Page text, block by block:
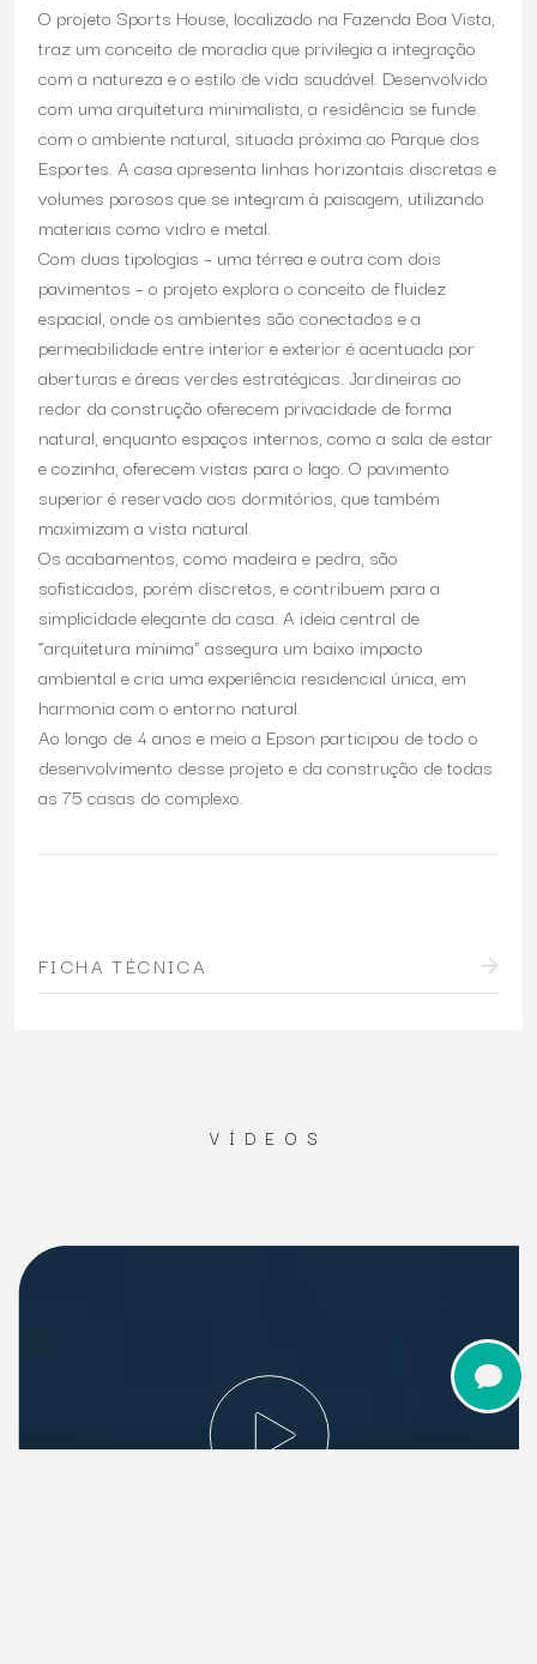
O projeto Sports House, localizado na Fazenda Boa Vista,
traz um conceito de moradia que privilegia a integração
com a natureza e o estilo de vida saudável. Desenvolvido
com uma arquitetura minimalista, a residência se funde
com o ambiente natural, situada próxima ao Parque dos
Esportes. A casa apresenta linhas horizontais discretas e
volumes porosos que se integram à paisagem, utilizando
materiais como vidro e metal.
Com duas tipologias – uma térrea e outra com dois
pavimentos – o projeto explora o conceito de fluidez
espacial, onde os ambientes são conectados e a
permeabilidade entre interior e exterior é acentuada por
aberturas e áreas verdes estratégicas. Jardineiras ao
redor da construção oferecem privacidade de forma
natural, enquanto espaços internos, como a sala de estar
e cozinha, oferecem vistas para o lago. O pavimento
superior é reservado aos dormitórios, que também
maximizam a vista natural.
Os acabamentos, como madeira e pedra, são
sofisticados, porém discretos, e contribuem para a
simplicidade elegante da casa. A ideia central de
“arquitetura mínima” assegura um baixo impacto
ambiental e cria uma experiência residencial única, em
harmonia com o entorno natural.
Ao longo de 4 anos e meio a Epson participou de todo o
desenvolvimento desse projeto e da construção de todas
as 75 casas do complexo.
FICHA TÉCNICA
VÍDEOS